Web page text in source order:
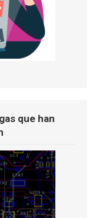
que han